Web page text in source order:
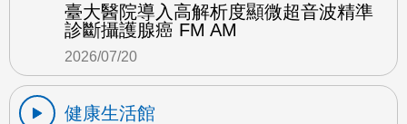
臺大醫院導入高解析度顯微超音波精準
診斷攝護腺癌 FM AM
2026/07/20
健康生活館